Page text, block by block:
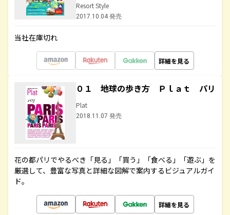
Resort Style
2017.10.04 発売
当社在庫切れ
詳細を見る
０１ 地球の歩き方 Ｐｌａｔ パリ
Plat
2018.11.07 発売
花の都パリでやるべき「見る」「買う」「食べる」「遊ぶ」を
厳選して、豊富な写真と詳細な図解で案内するビジュアルガイ
ド。
詳細を見る